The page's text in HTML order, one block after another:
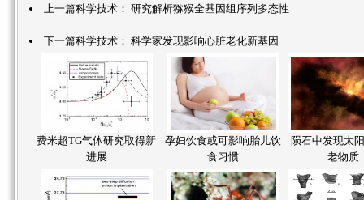
上一篇科学技术： 研究解析猕猴全基因组序列多态性
下一篇科学技术： 科学家发现影响心脏老化新基因
费米超TG气体研究取得新
进展
孕妇饮食或可影响胎儿饮
食习惯
陨石中发现太
老物质